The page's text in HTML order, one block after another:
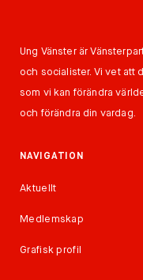
Ung Vänster är
och socialister. Vi vet att
som vi kan förändra
och förändra din vardag.
NAVIGATION
Aktuellt
Medlemskap
Grafisk profil